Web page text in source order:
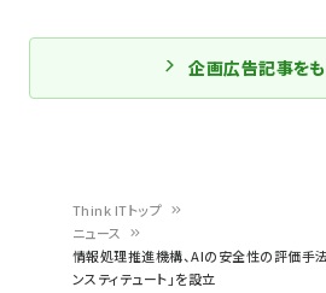
Think ITトップ
ニュース
情報処理推進機構、AIの安全性の評価手法
ンスティテュート」を設立
企画広告記事を